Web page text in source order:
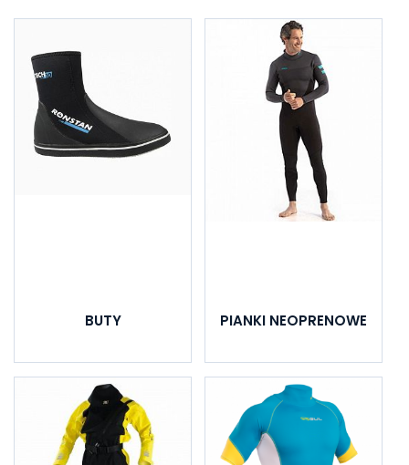
BUTY PIANKI NEOPRENOWE